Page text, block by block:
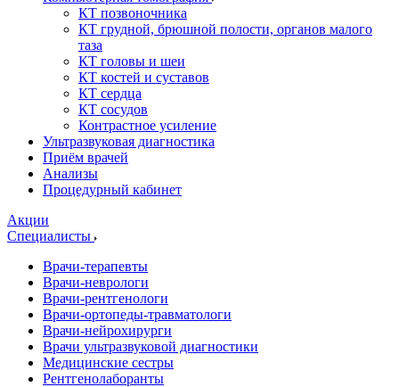
КТ позвоночника
КТ грудной, брюшной полости, органов малого
таза
КТ головы и шеи
КТ костей и суставов
КТ сердца
КТ сосудов
Контрастное усиление
Ультразвуковая диагностика
Приём врачей
Анализы
Процедурный кабинет
Акции
Специалисты
Врачи-терапевты
Врачи-неврологи
Врачи-рентгенологи
Врачи-ортопеды-травматологи
Врачи-нейрохирурги
Врачи ультразвуковой диагностики
Медицинские сестры
Рентгенолаборанты